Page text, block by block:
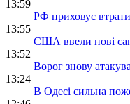
13:59
РФ приховує
13:55
США ввели нові
13:52
Ворог знову
13:24
В Одесі сильна